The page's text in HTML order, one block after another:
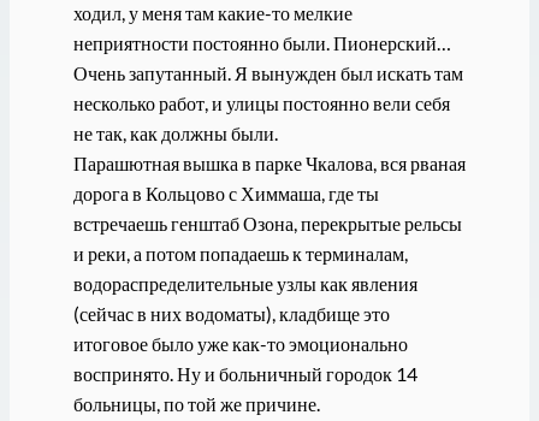
ходил, у меня там какие-то мелкие
неприятности постоянно были. Пионерский…
Очень запутанный. Я вынужден был искать там
несколько работ, и улицы постоянно вели себя
не так, как должны были.
Парашютная вышка в парке Чкалова, вся рваная
дорога в Кольцово с Химмаша, где ты
встречаешь генштаб Озона, перекрытые рельсы
и реки, а потом попадаешь к терминалам,
водораспределительные узлы как явления
(сейчас в них водоматы), кладбище это
итоговое было уже как-то эмоционально
воспринято. Ну и больничный городок 14
больницы, по той же причине.